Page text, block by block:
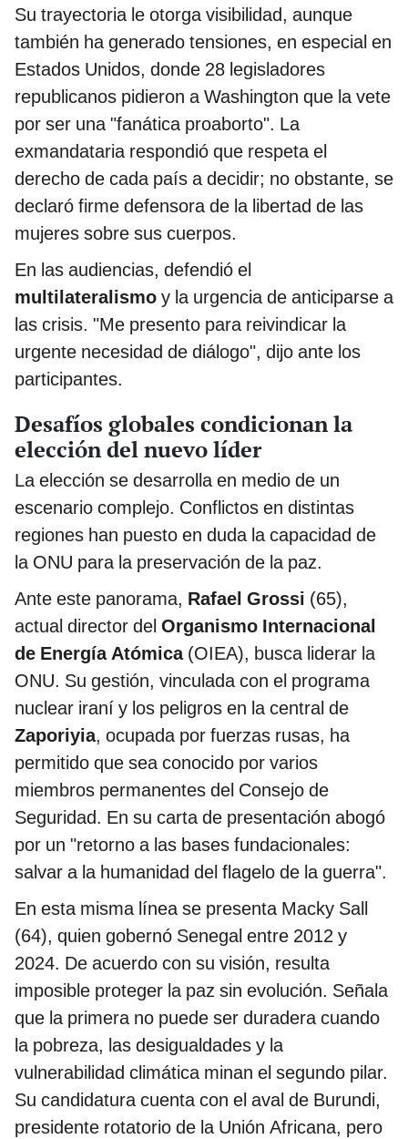
Su trayectoria le otorga visibilidad, aunque
también ha generado tensiones, en especial en
Estados Unidos, donde 28 legisladores
republicanos pidieron a Washington que la vete
por ser una "fanática proaborto". La
exmandataria respondió que respeta el
derecho de cada país a decidir; no obstante, se
declaró firme defensora de la libertad de las
mujeres sobre sus cuerpos.
En las audiencias, defendió el
multilateralismo y la urgencia de anticiparse a
las crisis. "Me presento para reivindicar la
urgente necesidad de diálogo", dijo ante los
participantes.
Desafíos globales condicionan la
elección del nuevo líder
La elección se desarrolla en medio de un
escenario complejo. Conflictos en distintas
regiones han puesto en duda la capacidad de
la ONU para la preservación de la paz.
Ante este panorama, Rafael Grossi (65),
actual director del Organismo Internacional
de Energía Atómica(OIEA), busca liderar la
ONU. Su gestión, vinculada con el programa
nuclear iraní y los peligros en la central de
Zaporiyia, ocupada por fuerzas rusas, ha
permitido que sea conocido por varios
miembros permanentes del Consejo de
Seguridad. En su carta de presentación abogó
por un "retorno a las bases fundacionales:
salvar a la humanidad del flagelo de la guerra".
En esta misma línea se presenta Macky Sall
(64), quien gobernó Senegal entre 2012 y
2024. De acuerdo con su visión, resulta
imposible proteger la paz sin evolución. Señala
que la primera no puede ser duradera cuando
la pobreza, las desigualdades y la
vulnerabilidad climática minan el segundo pilar.
Su candidatura cuenta con el aval de Burundi,
presidente rotatorio de la Unión Africana, pero